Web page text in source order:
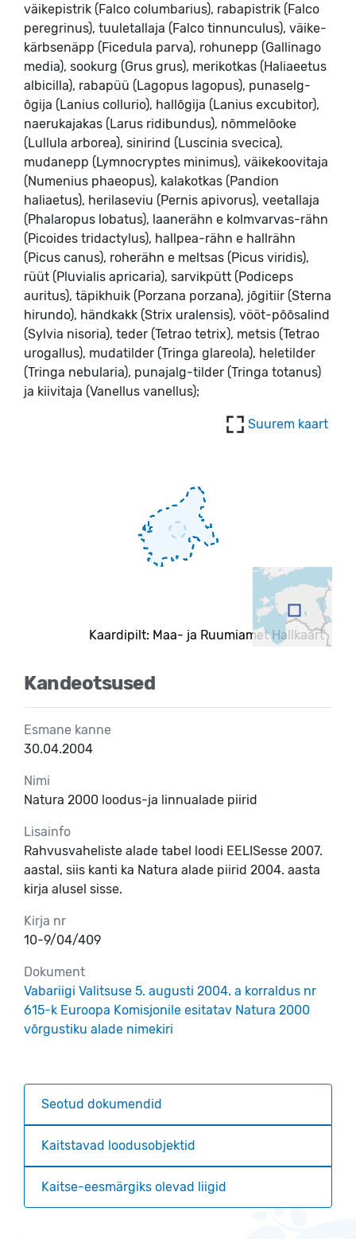
väikepistrik (Falco columbarius), rabapistrik (Falco
peregrinus), tuuletallaja (Falco tinnunculus), väike-
kärbsenäpp (Ficedula parva), rohunepp (Gallinago
media), sookurg (Grus grus), merikotkas (Haliaeetus
albicilla), rabapüü (Lagopus lagopus), punaselg-
õgija (Lanius collurio), hallõgija (Lanius excubitor),
naerukajakas (Larus ridibundus), nõmmelõoke
(Lullula arborea), sinirind (Luscinia svecica),
mudanepp (Lymnocryptes minimus), väikekoovitaja
(Numenius phaeopus), kalakotkas (Pandion
haliaetus), herilaseviu (Pernis apivorus), veetallaja
(Phalaropus lobatus), laanerähn e kolmvarvas-rähn
(Picoides tridactylus), hallpea-rähn e hallrähn
(Picus canus), roherähn e meltsas (Picus viridis),
rüüt (Pluvialis apricaria), sarvikpütt (Podiceps
auritus), täpikhuik (Porzana porzana), jõgitiir (Sterna
hirundo), händkakk (Strix uralensis), vööt-põõsalind
(Sylvia nisoria), teder (Tetrao tetrix), metsis (Tetrao
urogallus), mudatilder (Tringa glareola), heletilder
(Tringa nebularia), punajalg-tilder (Tringa totanus)
ja kiivitaja (Vanellus vanellus);
Suurem kaart
Kaardipilt: Maa- ja Ruumiamet Hallkaart
Kandeotsused
Esmane kanne
30.04.2004
Nimi
Natura 2000 loodus-ja linnualade piirid
Lisainfo
Rahvusvaheliste alade tabel loodi EELISesse 2007.
aastal, siis kanti ka Natura alade piirid 2004. aasta
kirja alusel sisse.
Kirja nr
10-9/04/409
Dokument
Vabariigi Valitsuse 5. augusti 2004. a korraldus nr
615-k Euroopa Komisjonile esitatav Natura 2000
võrgustiku alade nimekiri
Seotud dokumendid
Kaitstavad loodusobjektid
Kaitse-eesmärgiks olevad liigid